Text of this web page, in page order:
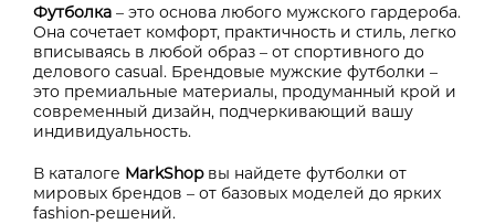
Футболка – это основа любого мужского гардероба.
Она сочетает комфорт, практичность и стиль, легко
вписываясь в любой образ – от спортивного до
делового casual. Брендовые мужские футболки –
это премиальные материалы, продуманный крой и
современный дизайн, подчеркивающий вашу
индивидуальность.
В каталоге MarkShopвы найдете футболки от
мировых брендов – от базовых моделей до ярких
fashion-решений.